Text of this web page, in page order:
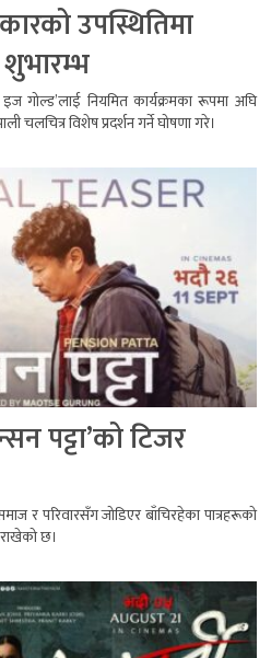
उपस्थितिमा
गोल्ड’लाई नियमित कार्यक्रमका रूपमा अघि
चलचित्र विशेष प्रदर्शन गर्ने घोषणा गरे।
पट्टा’को टिजर
र परिवारसँग जोडिएर बाँचिरहेका पात्रहरूको
छ।